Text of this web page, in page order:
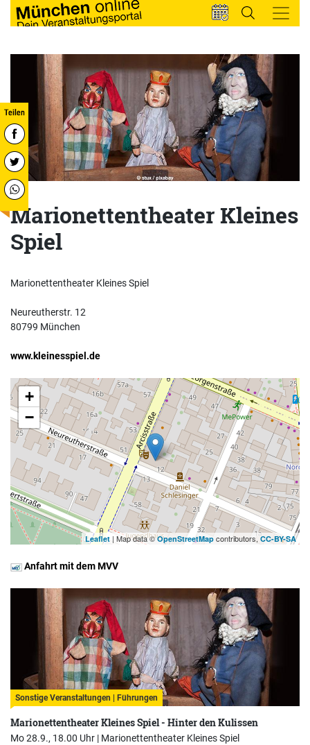
Marionettentheater Kleines
Spiel
Marionettentheater Kleines Spiel
Neureutherstr. 12
80799 München
www.kleinesspiel.de
+
−
Leaflet | Map data ©OpenStreetMap contributors,CC-BY-SA
Anfahrt mit dem MVV
Sonstige Veranstaltungen | Führungen
Marionettentheater Kleines Spiel - Hinter den Kulissen
Mo 28.9., 18.00 Uhr | Marionettentheater Kleines Spiel